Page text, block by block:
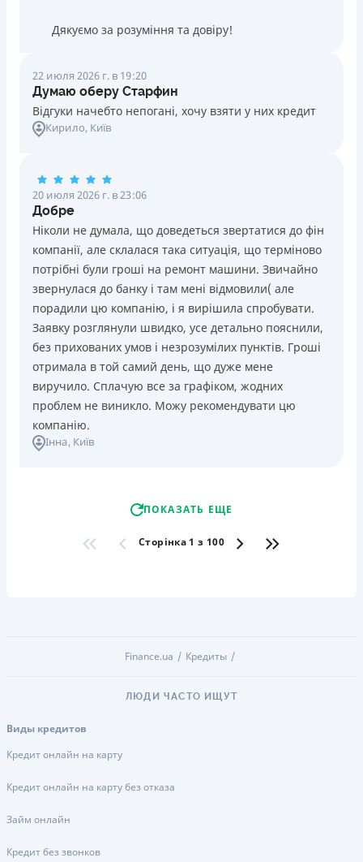
Дякуємо за розуміння та довіру!
22 июля 2026 г. в 19:20
Думаю оберу Старфин
Відгуки начебто непогані, хочу взяти у них кредит
Кирило, Київ
20 июля 2026 г. в 23:06
Добре
Ніколи не думала, що доведеться звертатися до фін
компанії, але склалася така ситуація, що терміново
потрібні були гроші на ремонт машини. Звичайно
звернулася до банку і там мені відмовили( але
порадили цю компанію, і я вирішила спробувати.
Заявку розглянули швидко, усе детально пояснили,
без прихованих умов і незрозумілих пунктів. Гроші
отримала в той самий день, що дуже мене
виручило. Сплачую все за графіком, жодних
проблем не виникло. Можу рекомендувати цю
компанію.
Інна, Київ
ПОКАЗАТЬ ЕЩЕ
Сторінка 1 з 100
Finance.ua Кредиты
ЛЮДИ ЧАСТО ИЩУТ
Виды кредитов
Кредит онлайн на карту
Кредит онлайн на карту без отказа
Займ онлайн
Кредит без звонков